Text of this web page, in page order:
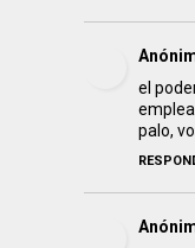
el
palo,